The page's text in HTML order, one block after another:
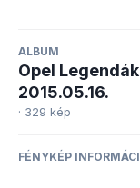
ALBUM
Opel
2015.05.16.
· 329 kép
FÉNYKÉP